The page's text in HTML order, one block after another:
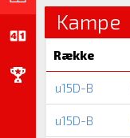
Kampe
Række
u15D-B
u15D-B